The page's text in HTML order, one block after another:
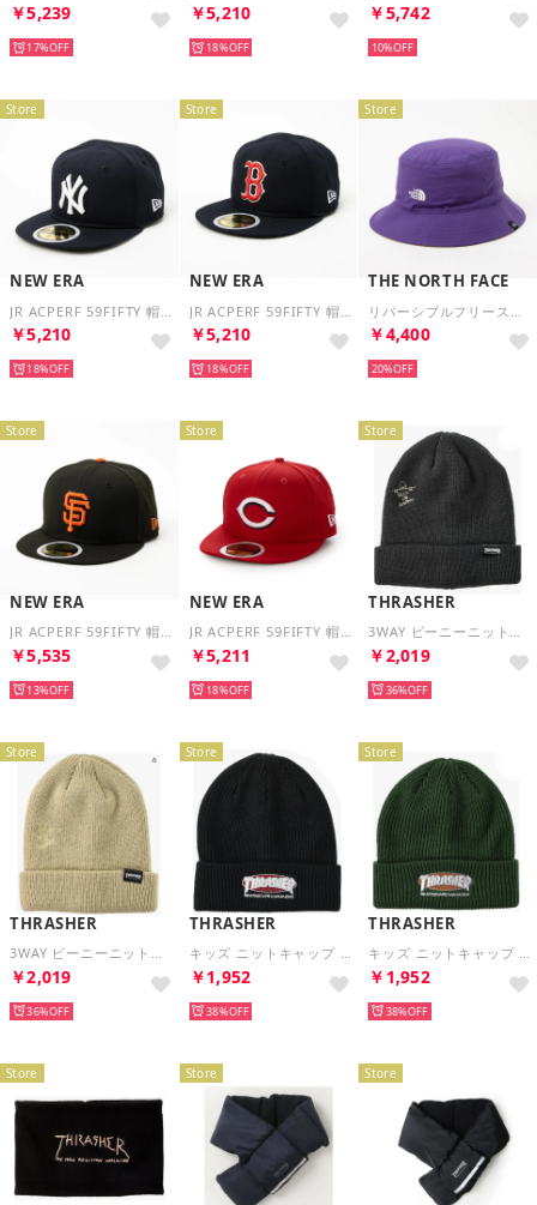
￥5,239
17%
￥5,210
18%
￥5,742
10%
Store
NEW ERA
￥5,210
18%
Store
NEW ERA
￥5,210
18%
Store
THE NORTH FACE
￥4,400
20%
Store
NEW ERA
JR ACPERF 59FIFTY 帽子 （ジャイアンツブラック）
￥5,535
13%
Store
NEW ERA
JR ACPERF 59FIFTY 帽子 （レッズレッド）
￥5,211
18%
Store
THRASHER
3WAY ビーニーニットキャップ （ブラック）
￥2,019
36%
Store
THRASHER
3WAY ビーニーニットキャップ （ベージュ）
￥2,019
36%
Store
THRASHER
キッズ ニットキャップ （ブラック）
￥1,952
38%
Store
THRASHER
キッズ ニットキャップ （カーキ）
￥1,952
38%
Store Store Store